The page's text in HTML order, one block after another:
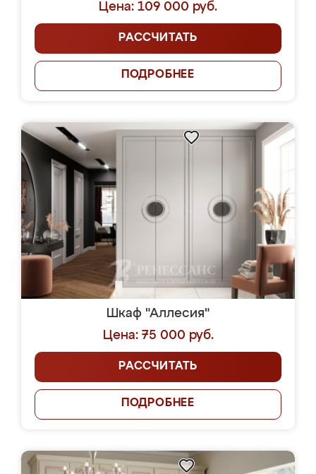
Цена: 109 000 руб.
РАССЧИТАТЬ
ПОДРОБНЕЕ
Шкаф "Аллесия"
Цена: 75 000 руб.
РАССЧИТАТЬ
ПОДРОБНЕЕ